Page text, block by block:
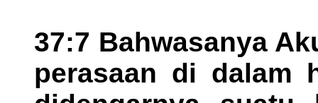
37:7 Bahwasanya
perasaan di dalam